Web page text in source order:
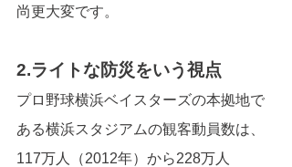
尚更大変です。
2.ライトな防災をいう視点
プロ野球横浜ベイスターズの本拠地で
ある横浜スタジアムの観客動員数は、
117万人（2012年）から228万人